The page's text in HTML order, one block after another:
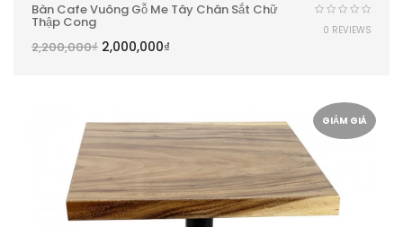
Bàn Cafe Vuông Gỗ Me Tây Chân Sắt Chữ
Thập Cong
2,200,000₫ 2,000,000₫
0 REVIEWS
GIẢM GIÁ